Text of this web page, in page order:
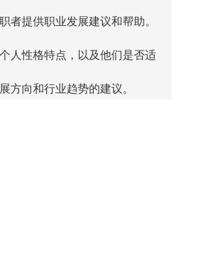
者提供职业发展建议和帮助。
人性格特点，以及他们是否适
方向和行业趋势的建议。
多的人才短缺，企业越来越需